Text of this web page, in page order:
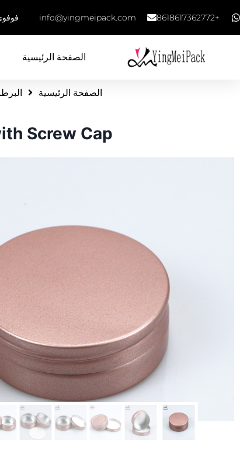
+8618617362772
info@yingmeipack.com
الصفحة الرئيسية
الصفحة الرئيسية
Screw Cap